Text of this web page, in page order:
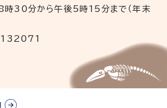
時30分から午後5時15分まで（年末